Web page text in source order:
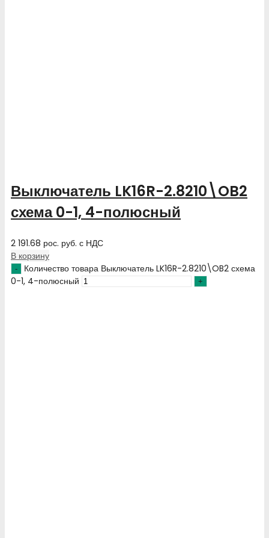
Выключатель LK16R-2.8210\OB2
схема 0-1, 4-полюсный
2 191.68 рос. руб. с НДС
В корзину
Количество товара Выключатель LK16R-2.8210\OB2 схема
0-1, 4-полюсный